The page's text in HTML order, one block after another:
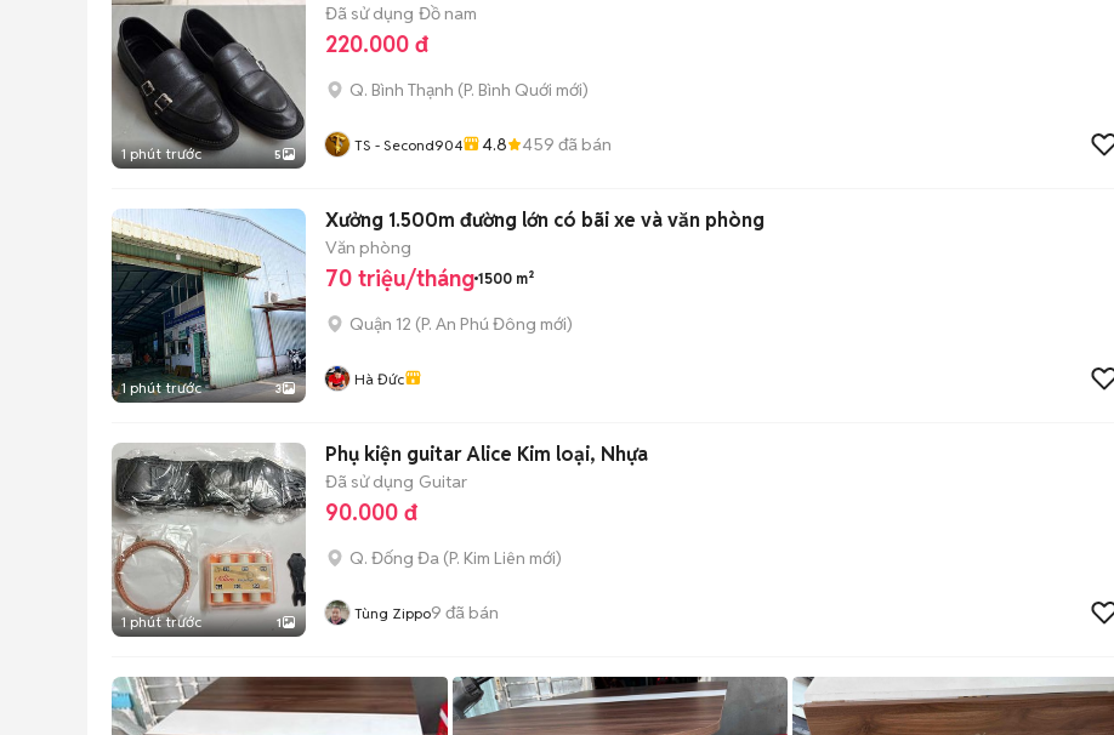
1 phút trước 5
Đã sử dụng Đồ nam
220.000 đ
Q. Bình Thạnh (P. Bình Quới mới)
TS - Second904 4.8 459 đã bán
1 phút trước 3
Xưởng 1.500m đường lớn có bãi xe và văn phòng
Văn phòng
70 triệu/tháng 1500 m²
Quận 12 (P. An Phú Đông mới)
Hà Đức
1 phút trước 1
Phụ kiện guitar Alice Kim loại, Nhựa
Đã sử dụng Guitar
90.000 đ
Q. Đống Đa (P. Kim Liên mới)
Tùng Zippo9 đã bán